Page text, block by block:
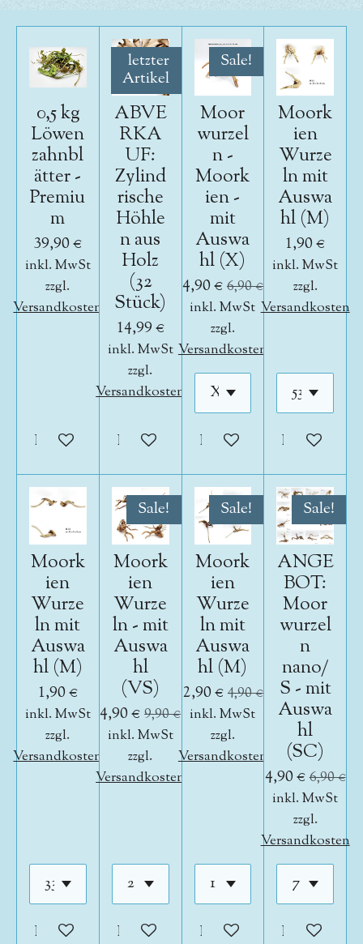
0,5 kg
Löwen
zahnbl
ätter -
Premiu
m
39,90 €
inkl. MwSt
zzgl.
Versandkosten
In den Warenkorb
letzter
Artikel
ABVE
RKA
UF:
Zylind
rische
Höhle
n aus
Holz
(32
Stück)
14,99 €
inkl. MwSt
zzgl.
Versandkosten
In den Warenkorb
Sale!
Moor
wurzel
n -
Moork
ien -
mit
Auswa
hl (X)
4,90 € 6,90 €
inkl. MwSt
zzgl.
Versandkosten
In den Warenkorb
Moork
ien
Wurze
ln mit
Auswa
hl (M)
1,90 €
inkl. MwSt
zzgl.
Versandkosten
In den
Moork
ien
Wurze
ln mit
Auswa
hl (M)
1,90 €
inkl. MwSt
zzgl.
Versandkosten
In den Warenkorb
Sale!
Moork
ien
Wurze
ln - mit
Auswa
hl
(VS)
4,90 € 9,90 €
inkl. MwSt
zzgl.
Versandkosten
In den Warenkorb
Sale!
Moork
ien
Wurze
ln mit
Auswa
hl (M)
2,90 € 4,90 €
inkl. MwSt
zzgl.
Versandkosten
In den Warenkorb
Sale!
ANGE
BOT:
Moor
wurzel
n
nano/
S - mit
Auswa
hl
(SC)
4,90 €6,90 €
inkl. MwSt
zzgl.
Versandkosten
In den